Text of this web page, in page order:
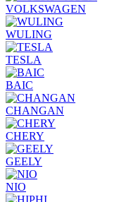
VOLKSWAGEN
WULING
TESLA
BAIC
CHANGAN
CHERY
GEELY
NIO